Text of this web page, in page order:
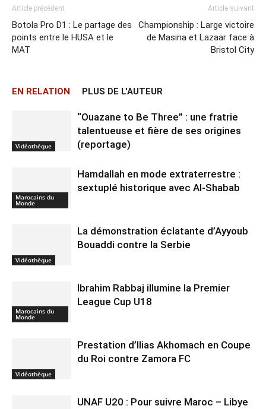
Article précédent
Botola Pro D1 : Le partage des
points entre le HUSA et le
MAT
Article suivant
Championship : Large victoire
de Masina et Lazaar face à
Bristol City
EN RELATION PLUS DE L'AUTEUR
Vidéothèque
“Ouazane to Be Three” : une fratrie
talentueuse et fière de ses origines
(reportage)
Marocains du
Monde
Hamdallah en mode extraterrestre :
sextuplé historique avec Al-Shabab
Vidéothèque
La démonstration éclatante d’Ayyoub
Bouaddi contre la Serbie
Marocains du
Monde
Ibrahim Rabbaj illumine la Premier
League Cup U18
Vidéothèque
Prestation d’Ilias Akhomach en Coupe
du Roi contre Zamora FC
UNAF U20 : Pour suivre Maroc – Libye